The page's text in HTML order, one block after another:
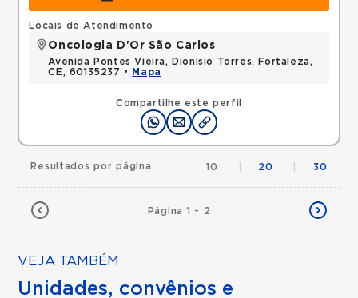
Compartilhe este perfil
Locais de Atendimento
Oncologia D'Or São Carlos
Avenida Pontes Vieira, Dionisio Torres, Fortaleza,
CE, 60135237 •
Mapa
Página 1 - 2
Resultados por página 10 20 30
VEJA TAMBÉM
Unidades, convênios e